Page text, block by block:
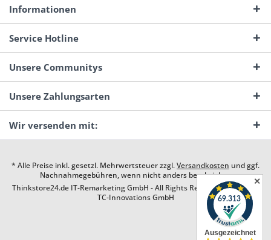
Informationen
Service Hotline
Unsere Communitys
Unsere Zahlungsarten
Wir versenden mit:
* Alle Preise inkl. gesetzl. Mehrwertsteuer zzgl.Versandkosten und ggf.
Nachnahmegebühren, wenn nicht anders beschrieben
Thinkstore24.de IT-Remarketing GmbH - All Rights Reserved. Design by
TC-Innovations GmbH
✕